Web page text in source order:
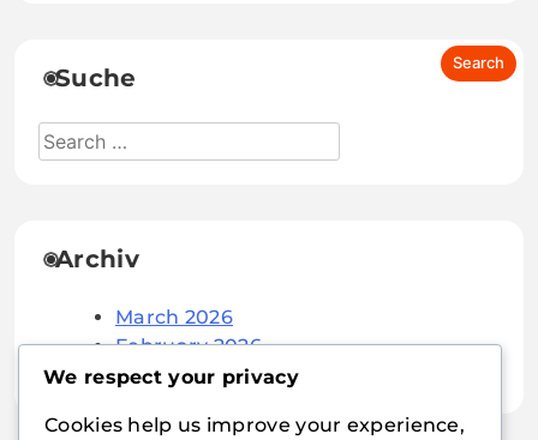
Suche
Archiv
March 2026
February 2026
We respect your privacy
Cookies help us improve your experience,